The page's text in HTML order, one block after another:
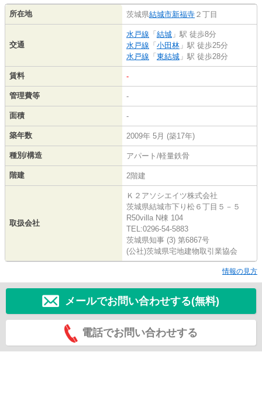
所在地 茨城県結城市新福寺 ２丁目
交通
水戸線 「 結城 」駅 徒歩8分
水戸線 「 小田林 」駅 徒歩25分
水戸線 「 東結城 」駅 徒歩28分
賃料 -
管理費等 -
面積 -
築年数 2009年 5月 (築17年)
種別/構造 アパート/軽量鉄骨
階建 2階建
取扱会社
Ｋ２アソシエイツ株式会社
茨城県結城市下り松６丁目５－５
R50villa N棟 104
TEL:0296-54-5883
茨城県知事 (3) 第6867号
(公社)茨城県宅地建物取引業協会
情報の見方
メールでお問い合わせする(無料)
電話でお問い合わせする